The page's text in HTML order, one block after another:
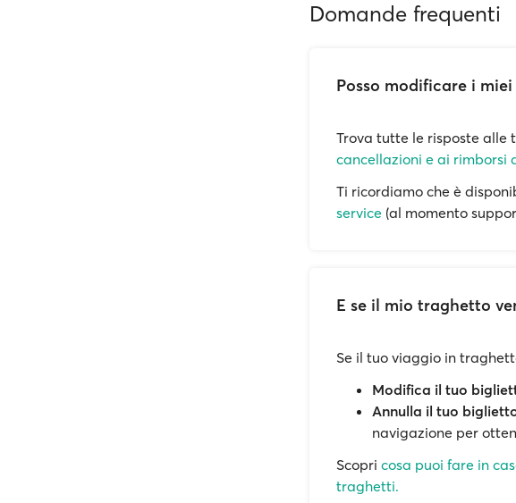
Domande frequenti
Posso modificare i
Trova tutte le risposte alle
cancellazioni e ai rimborsi
Ti ricordiamo che è
service (al momento
E se il mio traghetto
Se il tuo viaggio in
Modifica il tuo
Annulla il tuo
navigazione per
Scopri cosa puoi fare in
traghetti.